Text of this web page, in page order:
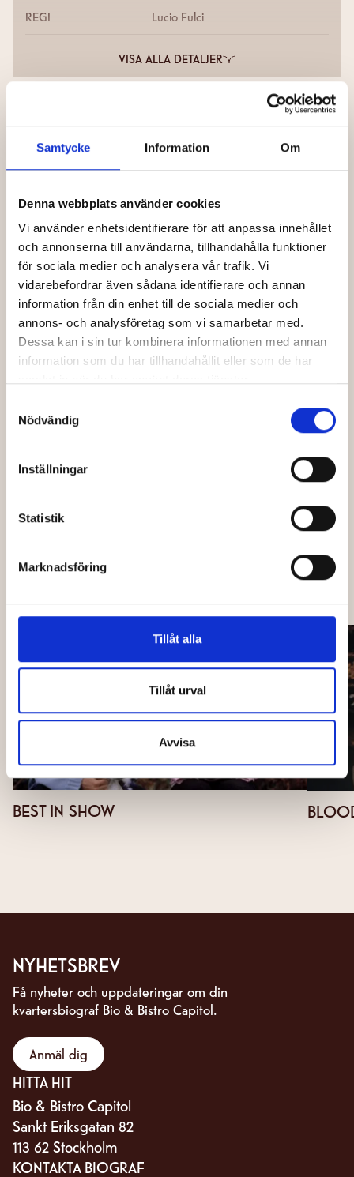
Samtycke Information Om
Denna webbplats använder cookies
Vi använder enhetsidentifierare för att anpassa innehållet
och annonserna till användarna, tillhandahålla funktioner
för sociala medier och analysera vår trafik. Vi
vidarebefordrar även sådana identifierare och annan
information från din enhet till de sociala medier och
annons- och analysföretag som vi samarbetar med.
Dessa kan i sin tur kombinera informationen med annan
information som du har tillhandahållit eller som de har
Nödvändig
Inställningar
Statistik
Marknadsföring
Tillåt alla
Tillåt urval
Avvisa
REGI Lucio Fulci
VISA ALLA DETALJER
Prenumerera på nyhetsbrevet och få information om
kommande biljettsläpp
Förnamn
Efternamn
Jag har läst och godkänner Bio Capitols
OCKSÅ PÅ CAPITOL
BEST IN SHOW
NYHETSBREV
Få nyheter och uppdateringar om din
kvartersbiograf Bio & Bistro Capitol.
Anmäl dig
HITTA HIT
Bio & Bistro Capitol
Sankt Eriksgatan 82
113 62 Stockholm
KONTAKTA BIOGRAF